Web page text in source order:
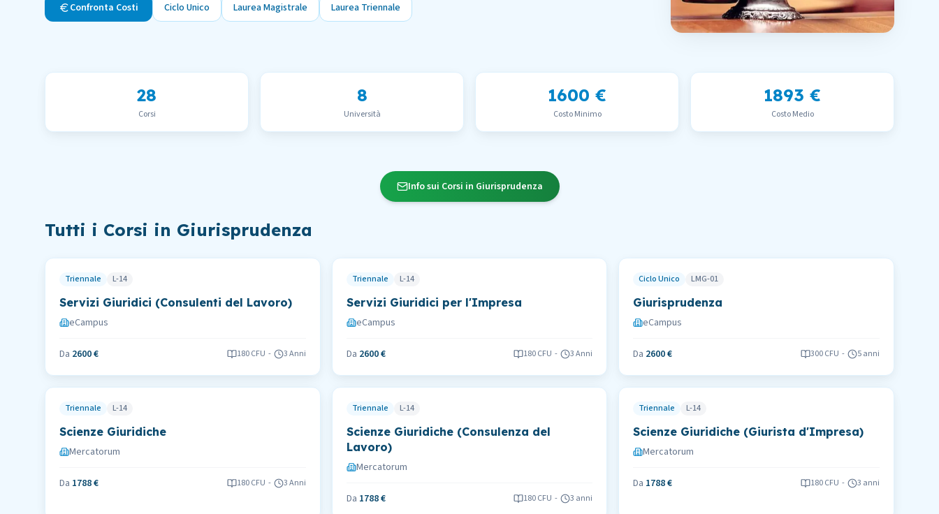
Confronta Costi Ciclo Unico Laurea Magistrale Laurea Triennale
28
Corsi
8
Università
1600 €
Costo Minimo
1893 €
Costo Medio
Info sui Corsi in Giurisprudenza
Tutti i Corsi in Giurisprudenza
Triennale L-14
Servizi Giuridici (Consulenti del Lavoro)
eCampus
Da 2600 € 180CFU - 3 Anni
Triennale L-14
Servizi Giuridici per l'Impresa
eCampus
Da 2600 € 180CFU - 3 Anni
Ciclo Unico LMG-01
Giurisprudenza
eCampus
Da 2600 € 300CFU - 5 anni
Triennale L-14
Scienze Giuridiche
Mercatorum
Da 1788 € 180CFU - 3 Anni
Triennale L-14
Scienze Giuridiche (Consulenza del
Lavoro)
Mercatorum
Da 1788 € 180CFU - 3 anni
Triennale L-14
Scienze Giuridiche (Giurista d'Impresa)
Mercatorum
Da 1788 € 180CFU - 3 anni